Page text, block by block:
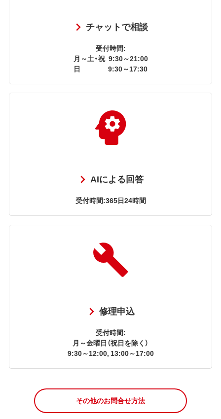
チャットで相談
受付時間:
月～土・祝 9:30～21:00
日
9:30～17:30
AIによる回答
受付時間:365日24時間
修理申込
受付時間:
月～金曜日（祝日を除く）
9:30～12:00, 13:00～17:00
その他のお問合せ方法